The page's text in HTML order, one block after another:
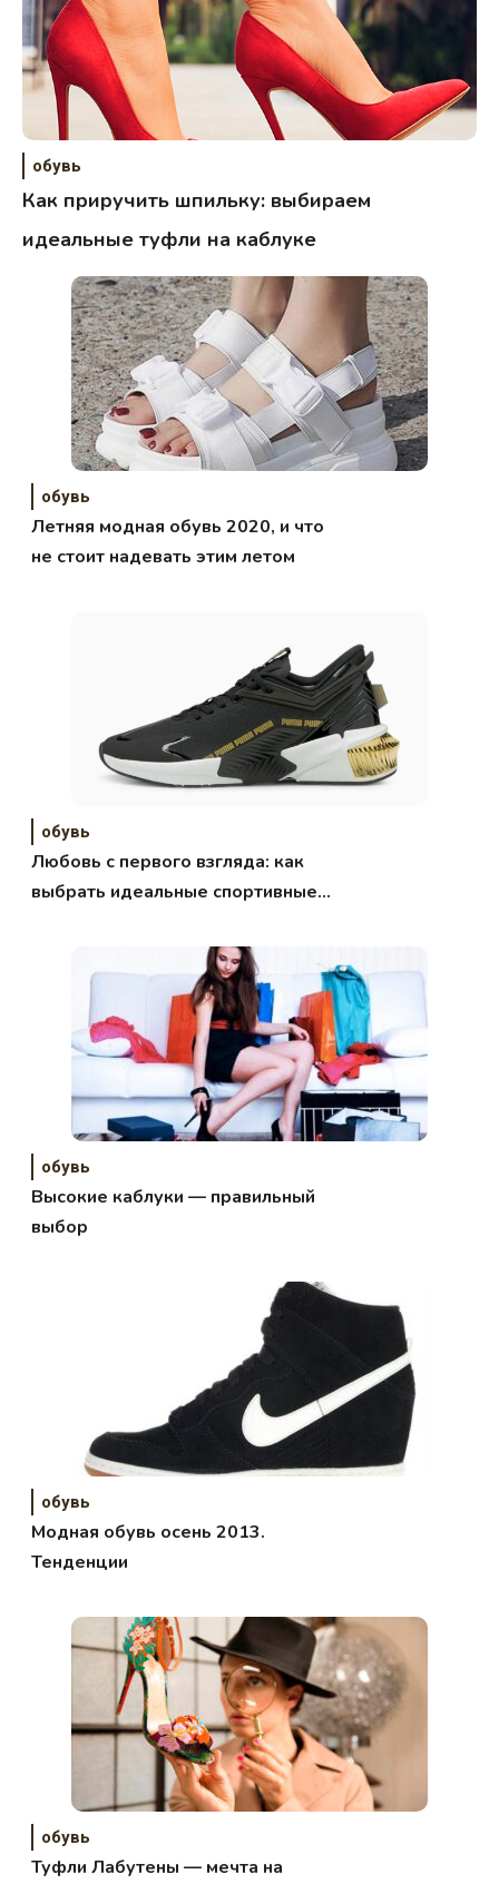
обувь
Как приручить шпильку: выбираем
идеальные туфли на каблуке
обувь
Летняя модная обувь 2020, и что
не стоит надевать этим летом
обувь
Любовь с первого взгляда: как
выбрать идеальные спортивные
обувь
Высокие каблуки — правильный
выбор
обувь
Модная обувь осень 2013.
Тенденции
обувь
Туфли Лабутены — мечта на